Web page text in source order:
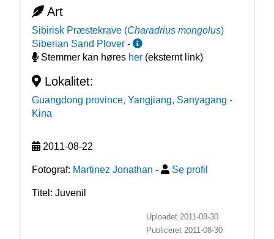
Art
Sibirisk Præstekrave (Charadrius mongolus)
Siberian Sand Plover -
Stemmer kan høres her(eksternt link)
Lokalitet:
Guangdong province, Yangjiang, Sanyagang -
Kina
2011-08-22
Fotograf: Martinez Jonathan - Se profil
Titel: Juvenil
Uploadet 2011-08-30
Publiceret 2011-08-30